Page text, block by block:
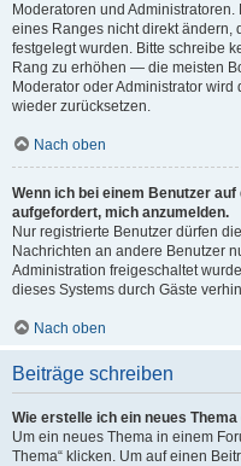
Moderatoren und
eines Ranges nicht direkt ändern,
festgelegt wurden. Bitte schreibe
Rang zu erhöhen — die meisten
Moderator oder Administrator
wieder zurücksetzen.
Nach oben
Wenn ich bei einem Benutzer
aufgefordert, mich anzumelden.
Nur registrierte Benutzer dürfen
Nachrichten an andere Benutzer
Administration freigeschaltet
dieses Systems durch Gäste
Nach oben
Beiträge schreiben
Wie erstelle ich ein neues
Um ein neues Thema in einem
Thema“ klicken. Um auf einen